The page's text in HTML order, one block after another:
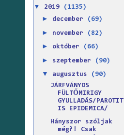
▼ 2019 (1135)
► december (69)
► november (82)
► október (66)
► szeptember (90)
▼ augusztus
(90)
JÁRFVÁNYOS
FÜLTŐMIRIGY
GYULLADÁS/PAROTIT
IS EPIDEMICA/
Hányszor szóljak
még?! Csak